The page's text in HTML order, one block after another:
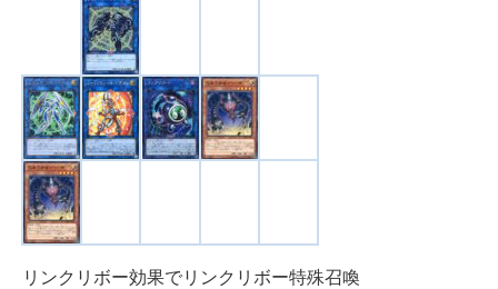
リンクリボー効果でリンクリボー特殊召喚